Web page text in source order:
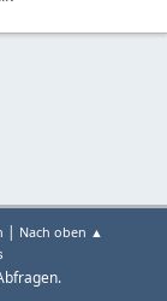
| Nach oben ▲